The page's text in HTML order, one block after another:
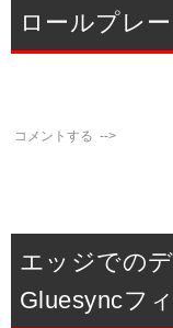
ロールプレ
コメントする -->
エッジでの
Gluesyncフ